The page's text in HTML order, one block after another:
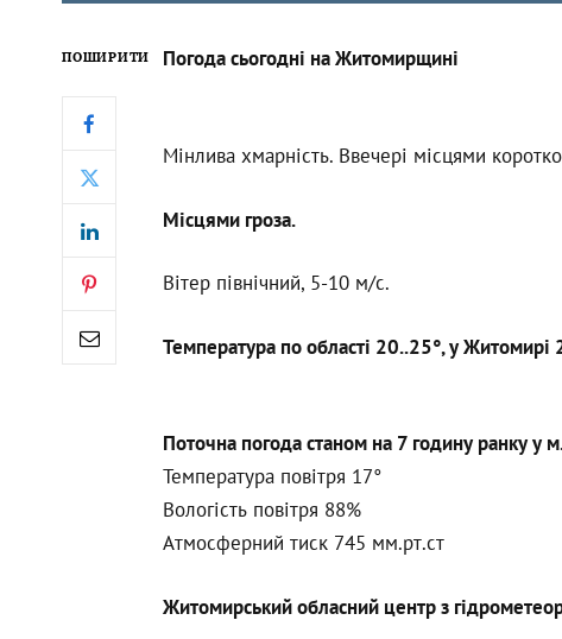
ПОШИРИТИ Погода сьогодні на Житомирщині
Мінлива хмарність. Ввечері місцями
Місцями гроза.
Вітер північний, 5-10 м/с.
Температура по області 20..25°, у Житомирі
Поточна погода станом на 7 годину ранку у
Температура повітря 17°
Вологість повітря 88%
Атмосферний тиск 745 мм.рт.ст
Житомирський обласний центр з